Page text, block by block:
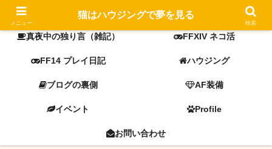
FF14 screenshot ミラプリ
真夜中の独り言（雑記） FFXIV ネコ活
FF14 プレイ日記 ハウジング
ブログの裏側 AF装備
イベント Profile
お問い合わせ
メニュー
猫はハウジングで夢を見る
検索